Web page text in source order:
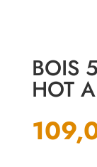
BOIS
HOT